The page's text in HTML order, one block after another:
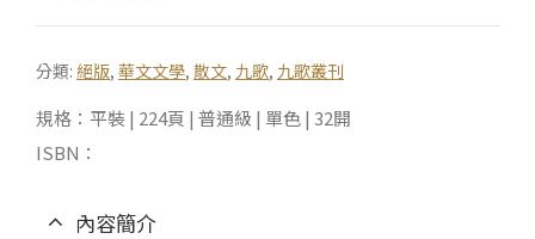
分類: 絕版, 華文文學, 散文, 九歌, 九歌叢刊
規格：平裝 | 224頁 | 普通級 | 單色 | 32開
ISBN：
內容簡介